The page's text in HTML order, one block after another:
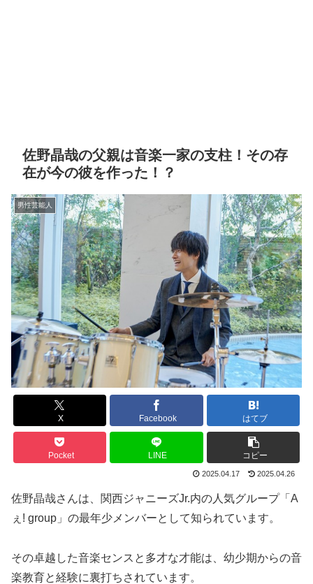
佐野晶哉の父親は音楽一家の支柱！その存
在が今の彼を作った！？
男性芸能人
X Facebook はてブ
Pocket LINE コピー
2025.04.17 2025.04.26
佐野晶哉さんは、関西ジャニーズJr.内の人気グループ「A
ぇ! group」の最年少メンバーとして知られています。
その卓越した音楽センスと多才な才能は、幼少期からの音
楽教育と経験に裏打ちされています。